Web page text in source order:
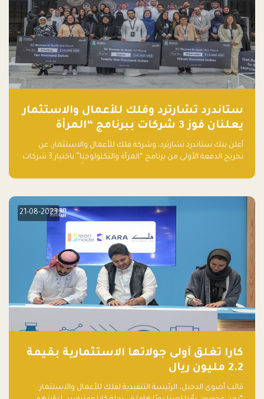
ستاندرد تشارترد وفلك للأعمال والاستثمار
يعلنان فوز 3 شركات ببرنامج “المرأة
والتكنولوجيا”
أعلن بنك ستاندرد تشارترد، وشركة فلك للأعمال والاستثمار، عن
تخريج الدفعة الأولى من برنامج “المرأة والتكنولوجيا” باختيار 3 شركات
الأعمال، اللواتي خضعن لبرنامج حاضنة مدته 8 أسابيع، أفكاراً مبتكرة
21-08-2023
كارا تغلق أولى جولاتها الاستثمارية بقيمة
2.2 مليون ريال
قالت أضوى الدخيل، الرئيسة التنفيذية لفلك للأعمال والاستثمار: